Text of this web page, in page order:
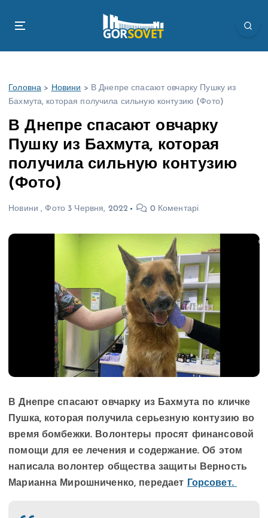
Головна > Новини > В Днепре спасают овчарку Пушку из
Бахмута, которая получила сильную контузию (Фото)
В Днепре спасают овчарку
Пушку из Бахмута, которая
получила сильную контузию
(Фото)
Новини , Фото 3 Червня, 2022 0 Коментарі
В Днепре спасают овчарку из Бахмута по кличке
Пушка, которая получиласерьезную контузию во
время бомбежки. Волонтеры просят финансовой
помощи для ее лечения и содержание. Об этом
написала волонтер общества защиты Верность
Марианна Мирошниченко, передает Горсовет.